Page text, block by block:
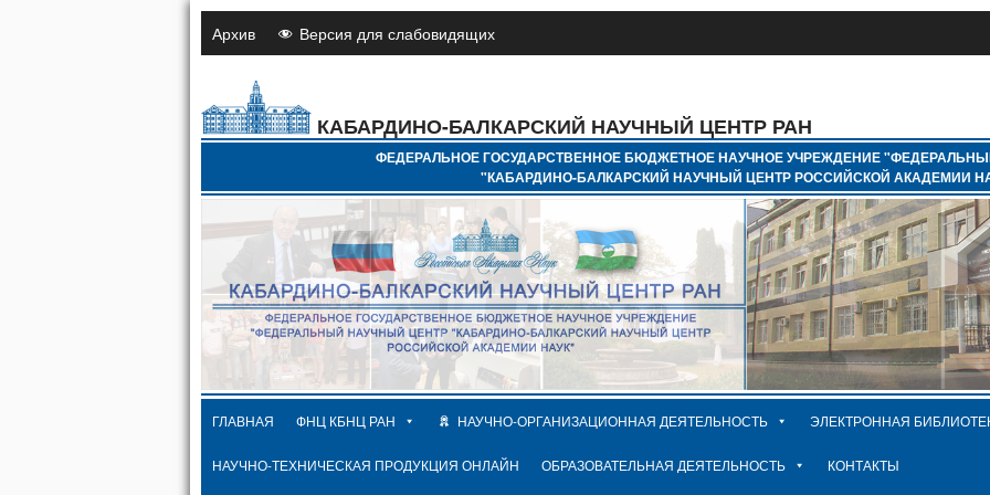
Архив Версия для слабовидящих
КАБАРДИНО-БАЛКАРСКИЙ НАУЧНЫЙ ЦЕНТР РАН
ФЕДЕРАЛЬНОЕ ГОСУДАРСТВЕННОЕ БЮДЖЕТНОЕ НАУЧНОЕ УЧРЕЖДЕНИЕ
"КАБАРДИНО-БАЛКАРСКИЙ НАУЧНЫЙ ЦЕНТР РОССИЙСКОЙ АКАДЕМИИ
ГЛАВНАЯ ФНЦ КБНЦ РАН НАУЧНО-ОРГАНИЗАЦИОННАЯ ДЕЯТЕЛЬНОСТЬ ЭЛЕКТРОННАЯ
НАУЧНО-ТЕХНИЧЕСКАЯ ПРОДУКЦИЯ ОНЛАЙН ОБРАЗОВАТЕЛЬНАЯ ДЕЯТЕЛЬНОСТЬ КОНТАКТЫ